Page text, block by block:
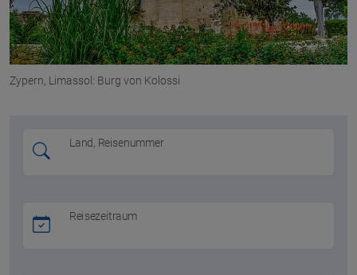
Zypern, Limassol: Burg von Kolossi
Land, Reisenummer
Reisezeitraum